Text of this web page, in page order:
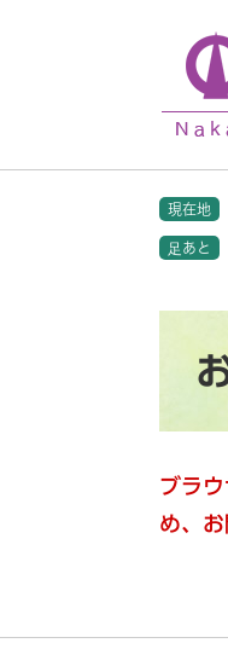
現在地
足あと
ブラ
め、